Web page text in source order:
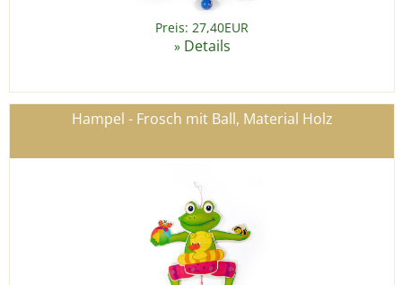
Preis: 27,40EUR
» Details
Hampel - Frosch mit Ball, Material Holz